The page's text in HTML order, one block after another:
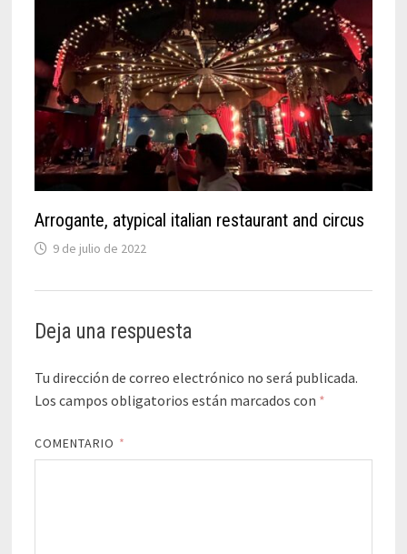
Arrogante, atypical italian restaurant and circus
9 de julio de 2022
Deja una respuesta
Tu dirección de correo electrónico no será publicada.
Los campos obligatorios están marcados con *
COMENTARIO *